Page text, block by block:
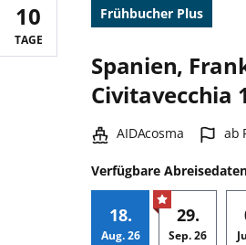
Frühbucher Plus
Spanien,
Civitavecchia 1
Schiff:
AIDAcosma ab
Verfügbare
18.
Aug. 26
29.
Sep.26
Reisedauer:
10
TAGE